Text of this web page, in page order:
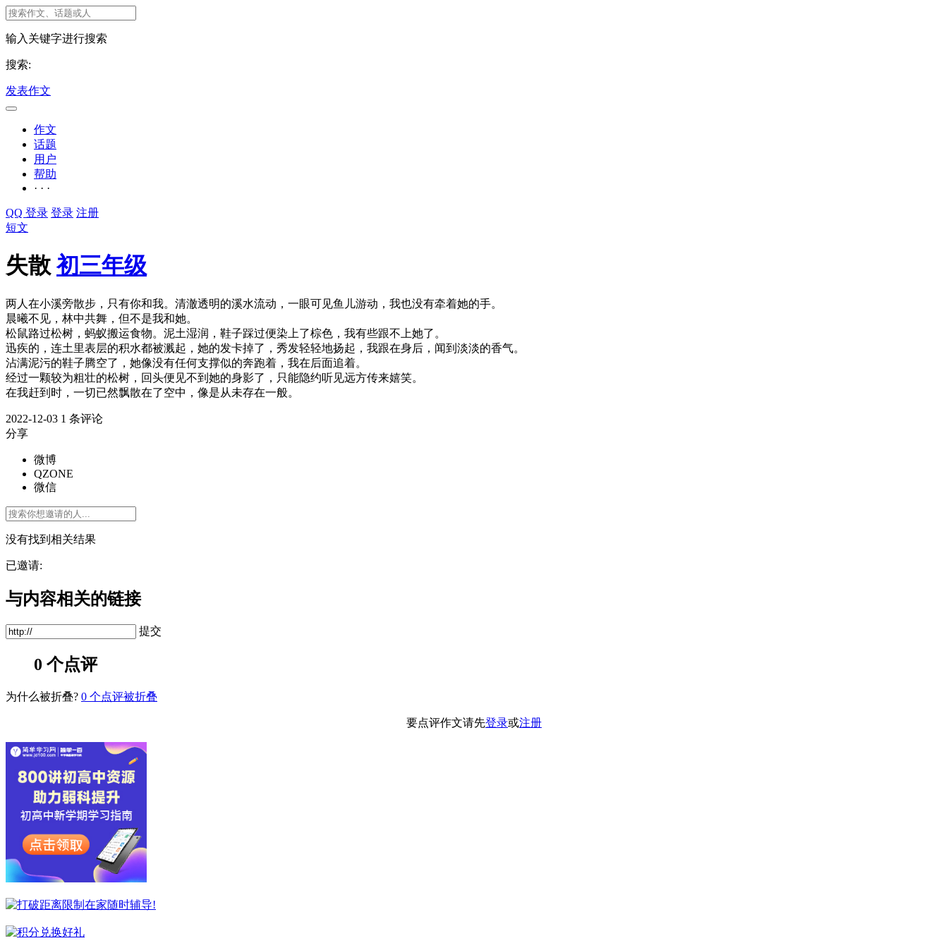
输入关键字进行搜索
搜索:
发表作文
作文
话题
用户
帮助
· · ·
QQ 登录 登录 注册
短文
失散初三年级
两人在小溪旁散步，只有你和我。清澈透明的溪水流动，一眼可见鱼儿游动，我也没有牵着她的手。
晨曦不见，林中共舞，但不是我和她。
松鼠路过松树，蚂蚁搬运食物。泥土湿润，鞋子踩过便染上了棕色，我有些跟不上她了。
迅疾的，连土里表层的积水都被溅起，她的发卡掉了，秀发轻轻地扬起，我跟在身后，闻到淡淡的香气。
沾满泥污的鞋子腾空了，她像没有任何支撑似的奔跑着，我在后面追着。
经过一颗较为粗壮的松树，回头便见不到她的身影了，只能隐约听见远方传来嬉笑。
在我赶到时，一切已然飘散在了空中，像是从未存在一般。
2022-12-03 1 条评论
分享
微博
QZONE
微信
没有找到相关结果
已邀请:
与内容相关的链接
提交
0 个点评
为什么被折叠? 0 个点评被折叠
要点评作文请先登录或注册